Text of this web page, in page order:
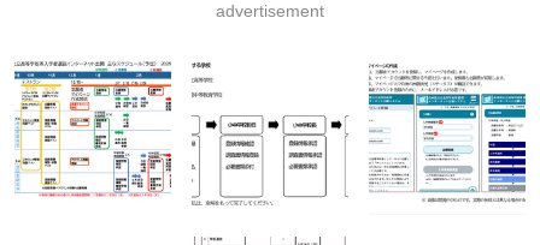
advertisement